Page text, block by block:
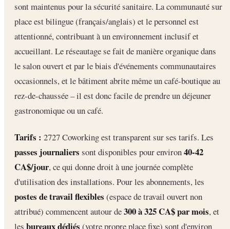
sont maintenus pour la sécurité sanitaire. La communauté sur
place est bilingue (français/anglais) et le personnel est
attentionné, contribuant à un environnement inclusif et
accueillant. Le réseautage se fait de manière organique dans
le salon ouvert et par le biais d'événements communautaires
occasionnels, et le bâtiment abrite même un café-boutique au
rez-de-chaussée – il est donc facile de prendre un déjeuner
gastronomique ou un café.
Tarifs : 2727 Coworking est transparent sur ses tarifs. Les
passes journaliers sont disponibles pour environ40-42
CA$/jour, ce qui donne droit à une journée complète
d'utilisation des installations. Pour les abonnements, les
postes de travail flexibles (espace de travail ouvert non
attribué) commencent autour de300 à 325 CA$ par mois, et
les bureaux dédiés (votre propre place fixe) sont d'environ